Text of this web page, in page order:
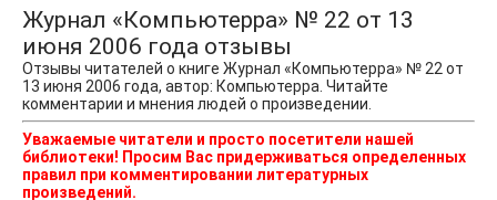
Журнал «Компьютерра» № 22 от 13
июня 2006 года отзывы
Отзывы читателей о книге Журнал «Компьютерра» № 22 от
13 июня 2006 года, автор: Компьютерра. Читайте
комментарии и мнения людей о произведении.
Уважаемые читатели и просто посетители нашей
библиотеки! Просим Вас придерживаться определенных
правил при комментировании литературных
произведений.